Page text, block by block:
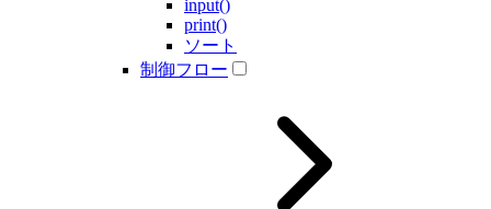
input()
print()
ソート
制御フロー